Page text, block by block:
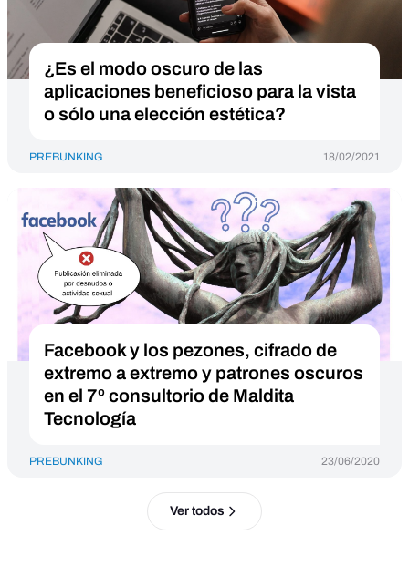
¿Es el modo oscuro de las
aplicaciones beneficioso para la vista
o sólo una elección estética?
PREBUNKING 18/02/2021
Facebook y los pezones, cifrado de
extremo a extremo y patrones oscuros
en el 7º consultorio de Maldita
Tecnología
PREBUNKING 23/06/2020
Ver todos